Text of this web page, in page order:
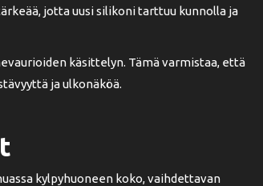
jotta uusi silikoni tarttuu kunnolla ja
käsittelyn. Tämä varmistaa, että
ja ulkonäköä.
kylpyhuoneen koko, vaihdettavan